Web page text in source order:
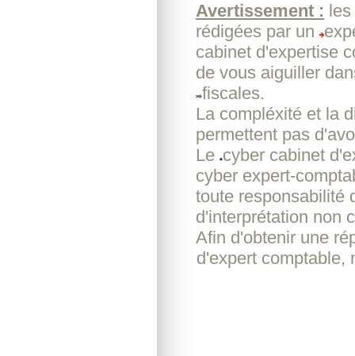
Avertissement :
rédigées par un
cabinet d'expertise
de vous aiguiller
fiscales.
La compléxité et la
permettent pas
Le cyber cabinet
cyber expert-
toute responsabilité
d'interprétation non
Afin d'obtenir une
d'expert comptable,